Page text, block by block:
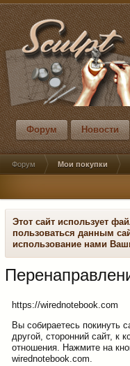
Форум Новости
Форум Мои покупки
Этот сайт использует
пользоваться данным
использование нами
https://wirednotebook.com
Вы собираетесь покинуть
другой, сторонний сайт, к
отношения. Нажмите на
wirednotebook.com.